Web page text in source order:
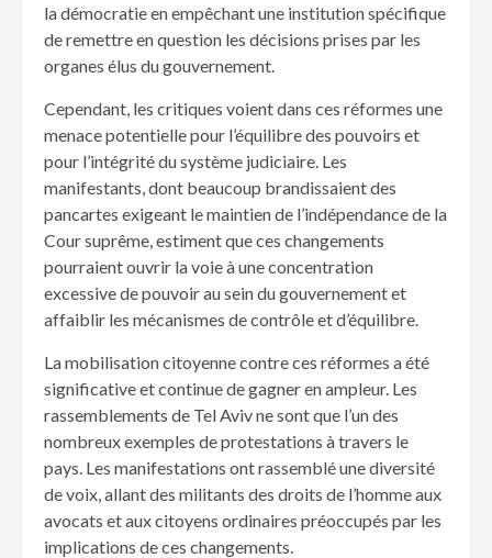
la démocratie en empêchant une institution spécifique
de remettre en question les décisions prises par les
organes élus du gouvernement.
Cependant, les critiques voient dans ces réformes une
menace potentielle pour l’équilibre des pouvoirs et
pour l’intégrité du système judiciaire. Les
manifestants, dont beaucoup brandissaient des
pancartes exigeant le maintien de l’indépendance de la
Cour suprême, estiment que ces changements
pourraient ouvrir la voie à une concentration
excessive de pouvoir au sein du gouvernement et
affaiblir les mécanismes de contrôle et d’équilibre.
La mobilisation citoyenne contre ces réformes a été
significative et continue de gagner en ampleur. Les
rassemblements de Tel Aviv ne sont que l’un des
nombreux exemples de protestations à travers le
pays. Les manifestations ont rassemblé une diversité
de voix, allant des militants des droits de l’homme aux
avocats et aux citoyens ordinaires préoccupés par les
implications de ces changements.